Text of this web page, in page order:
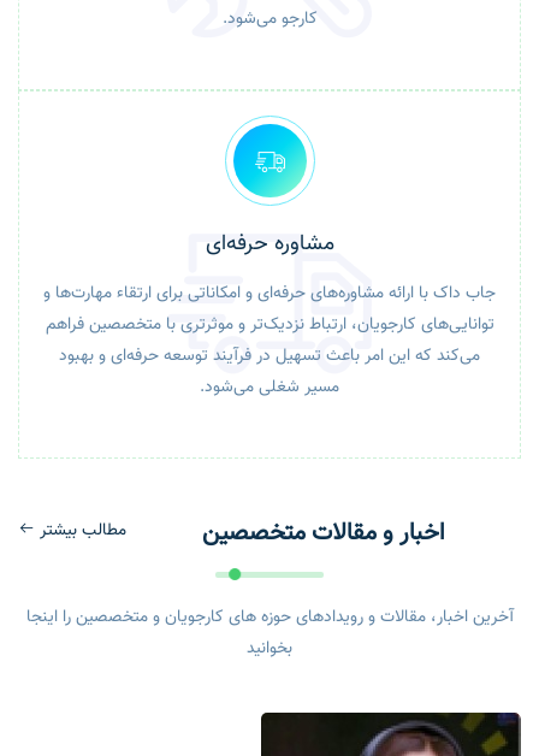
کارجو می‌شود.
مشاوره حرفه‌ای
جاب داک با ارائه مشاوره‌های حرفه‌ای و امکاناتی برای ارتقاء مهارت‌ها و
توانایی‌های کارجویان، ارتباط نزدیک‌تر و موثرتری با متخصصین فراهم
می‌کند که این امر باعث تسهیل در فرآیند توسعه حرفه‌ای و بهبود
مسیر شغلی می‌شود.
مطالب بیشتر اخبار و مقالات متخصصین
آخرین اخبار، مقالات و رویدادهای حوزه های کارجویان و متخصصین را اینجا
بخوانید